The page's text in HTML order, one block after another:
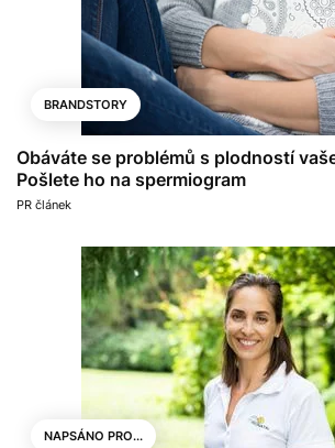
BRANDSTORY
Obáváte se problémů s plodností
Pošlete ho na spermiogram
PR článek
NAPSÁNO PRO...